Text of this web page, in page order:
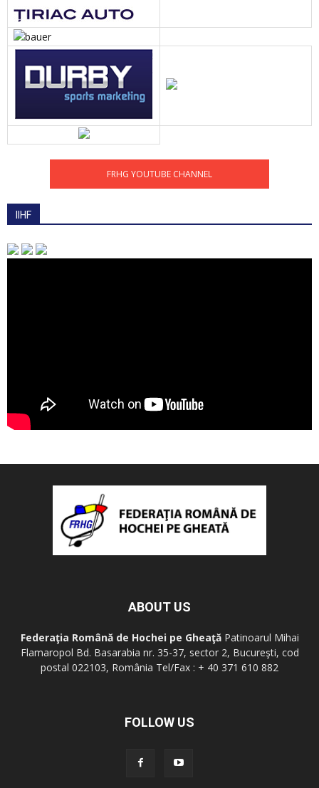
FRHG YOUTUBE CHANNEL
IIHF
ABOUT US
Federaţia Română de Hochei pe GheaţăPatinoarul Mihai
Flamaropol Bd. Basarabia nr. 35-37, sector 2, Bucureşti, cod
postal 022103, România Tel/Fax : + 40 371 610 882
FOLLOW US